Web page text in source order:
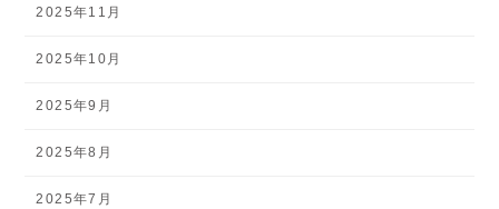
2025年11月
2025年10月
2025年9月
2025年8月
2025年7月